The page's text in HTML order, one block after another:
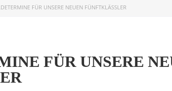
FÜR UNSERE NEUEN FÜNFTKLÄSSLER
FÜR UNSERE